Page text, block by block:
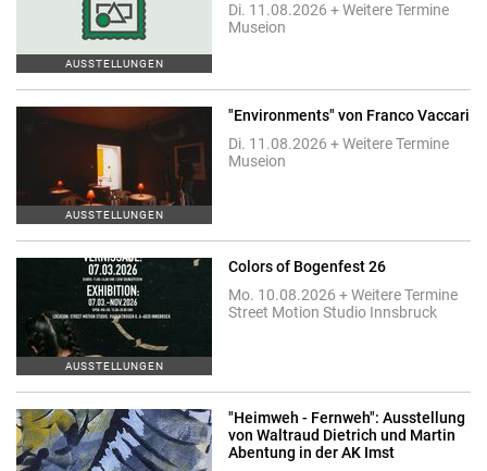
AUSSTELLUNGEN
Di. 11.08.2026 + Weitere Termine
Museion
AUSSTELLUNGEN
"Environments" von Franco Vaccari
Di. 11.08.2026 + Weitere Termine
Museion
AUSSTELLUNGEN
Colors of Bogenfest 26
Mo. 10.08.2026 + Weitere Termine
Street Motion Studio Innsbruck
"Heimweh - Fernweh": Ausstellung
von Waltraud Dietrich und Martin
Abentung in der AK Imst